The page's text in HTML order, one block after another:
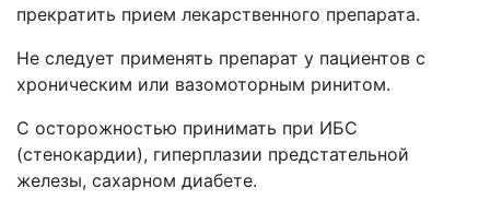
прекратить прием лекарственного препарата.
Не следует применять препарат у пациентов с
хроническим или вазомоторным ринитом.
С осторожностью принимать при ИБС
(стенокардии), гиперплазии предстательной
железы, сахарном диабете.